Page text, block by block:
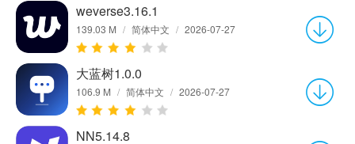
weverse3.16.1
139.03 M / 简体中文 / 2026-07-27
大蓝树1.0.0
106.9 M / 简体中文 / 2026-07-27
NN5.14.8